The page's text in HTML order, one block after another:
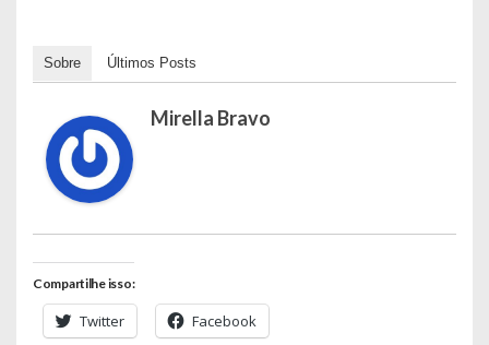
Sobre Últimos Posts
Mirella Bravo
Compartilhe isso:
Twitter Facebook